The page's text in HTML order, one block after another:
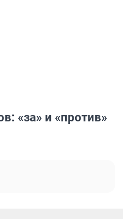
«за» и «против»